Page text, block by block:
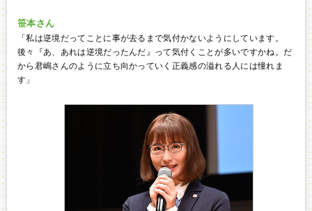
笹本さん
「私は逆境だってことに事が去るまで気付かないようにしています。
後々『あ、あれは逆境だったんだ』って気付くことが多いですかね。だ
から君嶋さんのように立ち向かっていく正義感の溢れる人には憧れま
す」